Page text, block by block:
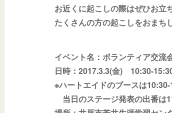
お近くに起こしの際はぜひお
たくさんの方の起こしをおまち
イベント名：ボランティア交流
日時：2017.3.3(金) 10:30-
※ハートエイドのブースは
当日のステージ発表の出番は